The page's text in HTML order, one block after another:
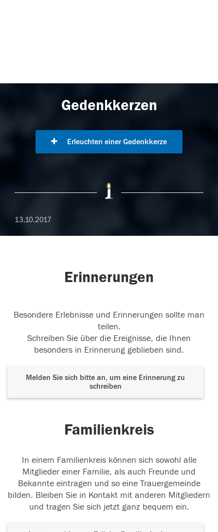
Gedenkkerzen
Erleuchten einer Gedenkkerze
13.10.2017
Erinnerungen
Besondere Erlebnisse und Erinnerungen sollte man
teilen.
Schreiben Sie über die Ereignisse, die Ihnen
besonders in Erinnerung geblieben sind.
Melden Sie sich bitte an, um eine Erinnerung zu
schreiben
Familienkreis
In einem Familienkreis können sich sowohl alle
Mitglieder einer Familie, als auch Freunde und
Bekannte eintragen und so eine Trauergemeinde
bilden. Bleiben Sie in Kontakt mit anderen Mitgliedern
und tragen Sie sich jetzt ganz bequem ein.